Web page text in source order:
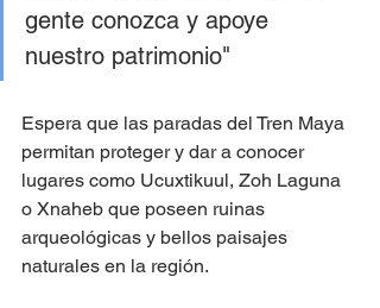
gente conozca y apoye
nuestro patrimonio"
Espera que las paradas del Tren Maya
permitan proteger y dar a conocer
lugares como Ucuxtikuul, Zoh Laguna
o Xnaheb que poseen ruinas
arqueológicas y bellos paisajes
naturales en la región.